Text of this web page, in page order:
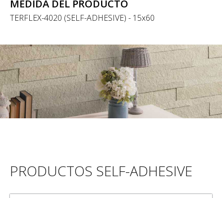
MEDIDA DEL PRODUCTO
TERFLEX-4020 (SELF-ADHESIVE) - 15x60
PRODUCTOS SELF-ADHESIVE